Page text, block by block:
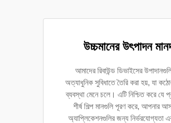
উচ্চমানের উৎপাদন
আমাদের রিবাউন্ড ডিভাইসের
অত্যাধুনিক সুবিধাতে তৈরি করা হয়, যা
ব্যবস্থা মেনে চলে। এটি নিশ্চিত করে যে
শীর্ষ শিল্প মানগুলি পূরণ করে, আপনার
অ্যাপ্লিকেশনগুলির জন্য নির্ভরযোগ্যতা